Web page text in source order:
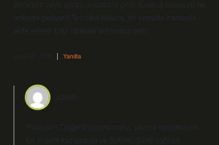
deneyim veya görgü anlamına gelir. Kısaca deneyim ne
anlama geliyor? Tecrübe kısaca, bir konuda zamanla
elde edilen bilgi birikimi anlamına gelir.
Ocak 18, 2026 Yanıtla
admin
Yasemin! Değerli yorumlarınız, yazıya metodolojik
bir sistem kazandırdı ve bütünlüğünü sağladı.